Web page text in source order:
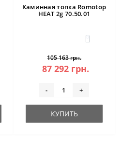
Каминная топка Romotop
HEAT 2g 70.50.01
0
105 163 грн.
87 292 грн.
- +
КУПИТЬ